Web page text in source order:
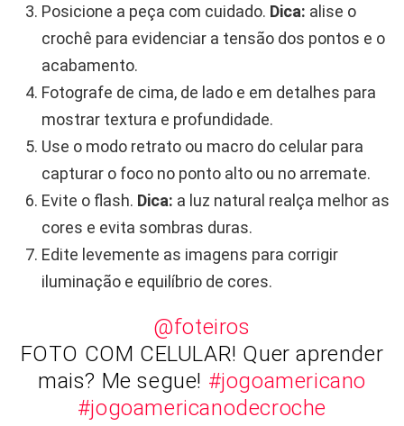
Posicione a peça com cuidado. Dica: alise o
crochê para evidenciar a tensão dos pontos e o
acabamento.
Fotografe de cima, de lado e em detalhes para
mostrar textura e profundidade.
Use o modo retrato ou macro do celular para
capturar o foco no ponto alto ou no arremate.
Evite o flash. Dica: a luz natural realça melhor as
cores e evita sombras duras.
Edite levemente as imagens para corrigir
iluminação e equilíbrio de cores.
@foteiros
FOTO COM CELULAR! Quer aprender
mais? Me segue! #jogoamericano
#jogoamericanodecroche